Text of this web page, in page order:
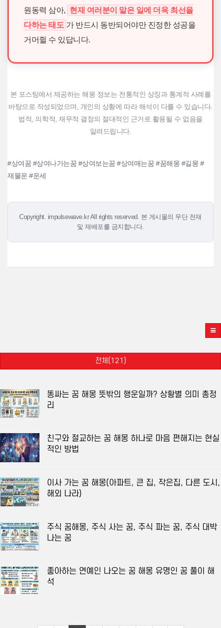
원동력 삼아, 현재 여러분이 맡은 일에 더욱 최선을
다하는 태도 가 반드시 동반되어야만 진정한 성공을
거머쥘 수 있답니다.
본 포스팅에서 제공하는 해몽 정보는 전통적인 상징과 통계적 사례를
바탕으로 작성되었으며, 개인의 상황에 따라 해석이 다를 수 있습니다.
법적, 의학적, 재무적 결정의 절대적인 근거로 활용될 수 없음을
알려드립니다.
#상여꿈 #상여나가는꿈 #상여보는꿈 #상여매는꿈 #꿈해몽 #길몽 #
재물운 #운세
Copyright. impulsewave.kr All rights reserved. 본 게시물의 무단 전재
및 재배포를 금지합니다.
전체(121)
똥싸는 꿈 해몽 뜻밖의 행운일까? 상황별 의미 총정
리
친구와 절교하는 꿈 해몽 하나로 마음 편해지는 현실
적인 방법
이사 가는 꿈 해몽(아파트, 큰 집, 작은집, 다른 도시,
해외 나라)
주식 꿈해몽, 주식 사는 꿈, 주식 파는 꿈, 주식 대박
나는 꿈
좋아하는 연예인 나오는 꿈 해몽 유명인 꿈 풀이 해
석